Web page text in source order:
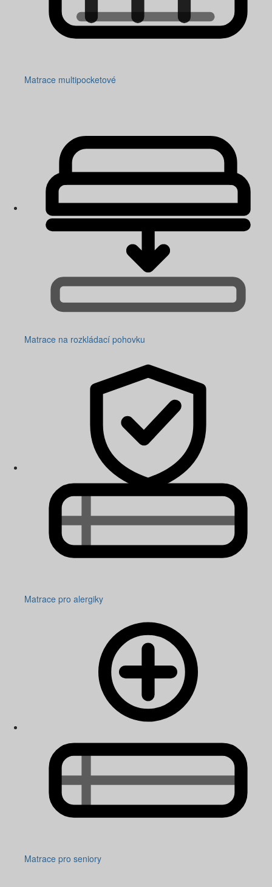
Matrace multipocketové
Matrace na rozkládací pohovku
Matrace pro alergiky
Matrace pro seniory